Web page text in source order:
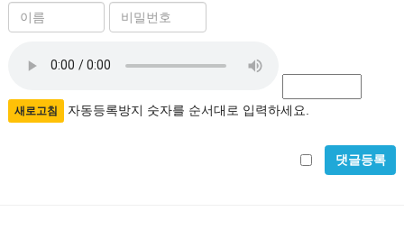
름
비
밀
수
등
새로고침 자동등록방지 숫자를 순서대로 입력하세요.
비